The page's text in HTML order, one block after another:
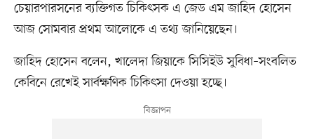
চেয়ারপারসনের ব্যক্তিগত চিকিৎসক এ জেড এম জাহিদ হোসেন
আজ সোমবার প্রথম আলোকে এ তথ্য জানিয়েছেন।
জাহিদ হোসেন বলেন, খালেদা জিয়াকে সিসিইউ সুবিধা–সংবলিত
কেবিনে রেখেই সার্বক্ষণিক চিকিৎসা দেওয়া হচ্ছে।